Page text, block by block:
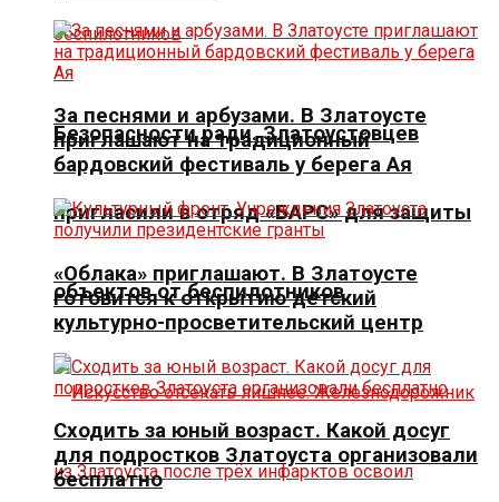
Безопасности ради. Златоустовцев
пригласили в отряд «БАРС» для защиты
объектов от беспилотников
За песнями и арбузами. В Златоусте
приглашают на традиционный
бардовский фестиваль у берега Ая
«Облака» приглашают. В Златоусте
готовится к открытию детский
культурно-просветительский центр
Сходить за юный возраст. Какой досуг
для подростков Златоуста организовали
бесплатно